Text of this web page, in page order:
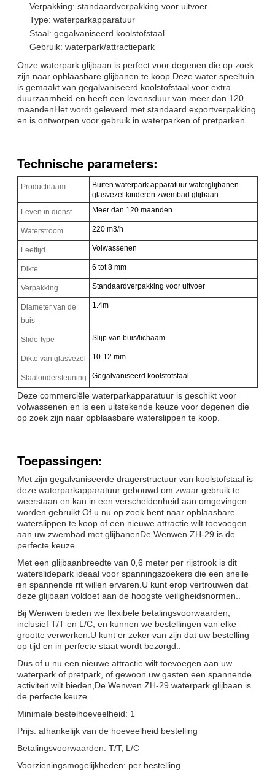
Verpakking: standaardverpakking voor uitvoer
Type: waterparkapparatuur
Staal: gegalvaniseerd koolstofstaal
Gebruik: waterpark/attractiepark
Onze waterpark glijbaan is perfect voor degenen die op zoek
zijn naar opblaasbare glijbanen te koop.Deze water speeltuin
is gemaakt van gegalvaniseerd koolstofstaal voor extra
duurzaamheid en heeft een levensduur van meer dan 120
maandenHet wordt geleverd met standaard exportverpakking
en is ontworpen voor gebruik in waterparken of pretparken.
Technische parameters:
Productnaam
Buiten waterpark apparatuur waterglijbanen
glasvezel kinderen zwembad glijbaan
Leven in dienst
Meer dan 120 maanden
Waterstroom 220 m3/h
Leeftijd Volwassenen
Dikte 6 tot 8 mm
Verpakking Standaardverpakking voor uitvoer
Diameter van de
buis
1.4m
Slide-type Slijp van buis/lichaam
Dikte van glasvezel 10-12 mm
Staalondersteuning Gegalvaniseerd koolstofstaal
Deze commerciële waterparkapparatuur is geschikt voor
volwassenen en is een uitstekende keuze voor degenen die
op zoek zijn naar opblaasbare waterslippen te koop.
Toepassingen:
Met zijn gegalvaniseerde dragerstructuur van koolstofstaal is
deze waterparkapparatuur gebouwd om zwaar gebruik te
weerstaan en kan in een verscheidenheid aan omgevingen
worden gebruikt.Of u nu op zoek bent naar opblaasbare
waterslippen te koop of een nieuwe attractie wilt toevoegen
aan uw zwembad met glijbanenDe Wenwen ZH-29 is de
perfecte keuze.
Met een glijbaanbreedte van 0,6 meter per rijstrook is dit
waterslidepark ideaal voor spanningszoekers die een snelle
en spannende rit willen ervaren.U kunt erop vertrouwen dat
deze glijbaan voldoet aan de hoogste veiligheidsnormen..
Bij Wenwen bieden we flexibele betalingsvoorwaarden,
inclusief T/T en L/C, en kunnen we bestellingen van elke
grootte verwerken.U kunt er zeker van zijn dat uw bestelling
op tijd en in perfecte staat wordt bezorgd..
Dus of u nu een nieuwe attractie wilt toevoegen aan uw
waterpark of pretpark, of gewoon uw gasten een spannende
activiteit wilt bieden,De Wenwen ZH-29 waterpark glijbaan is
de perfecte keuze..
Minimale bestelhoeveelheid: 1
Prijs: afhankelijk van de hoeveelheid bestelling
Betalingsvoorwaarden: T/T, L/C
Voorzieningsmogelijkheden: per bestelling